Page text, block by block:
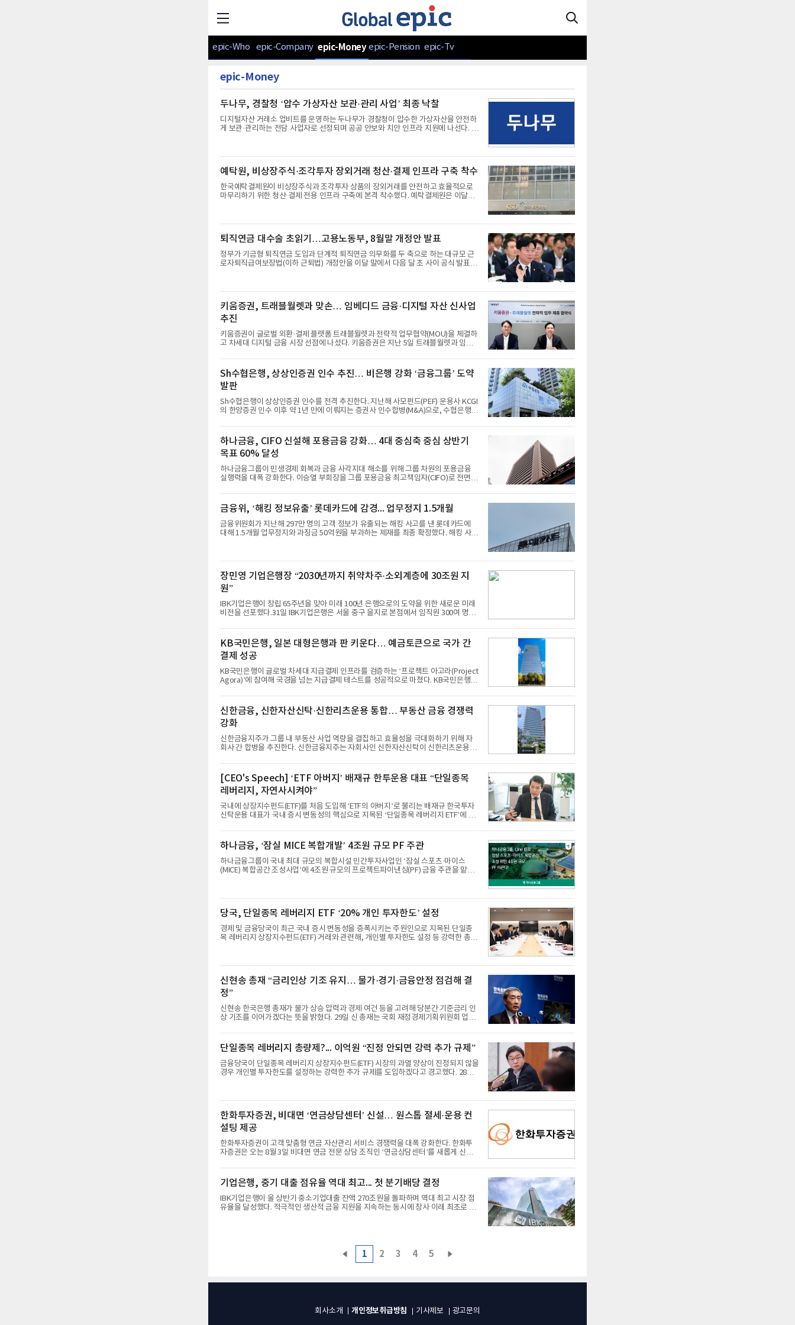
epic-Who epic-Company epic-Money epic-Pension epic-Tv
epic-Money
두나무, 경찰청 ‘압수 가상자산 보관·관리 사업’ 최종 낙찰
디지털자산 거래소 업비트를 운영하는 두나무가 경찰청이 압수한 가상자산을 안전하
게 보관·관리하는 전담 사업자로 선정되며 공공 안보와 치안 인프라 지원에 나선다. 두
보안 제공이번 사업은 범죄 현장 등에서 압수한 디지털자산의 안전한 보관과 효율적
인 관리 체계 구축을 위해 조달청 일반경쟁입찰 방식으로 진행됐다. 두나무는 기술평
가에서 최고점인 94.14점을 받아 지난 7월 8일 우선협상대상자로 지정됐으며, 이후
기술 협상을 거쳐 최종 사업자로 확정됐다
예탁원, 비상장주식·조각투자 장외거래 청산·결제 인프라 구축 착수
한국예탁결제원이 비상장주식과 조각투자 상품의 장외거래를 안전하고 효율적으로
마무리하기 위한 청산·결제 전용 인프라 구축에 본격 착수했다. 예탁결제원은 이달부
권사 간 거래 가능… 투자자 편의·유동성 대폭 개선청산·결제는 거래 체결 후 매매 내
역을 확인하고, 매도자의 투자 상품과 매수자의 대금을 최종 교환하는 필수 절차다. 기
존 규제 샌드박스 체계에서는 매수자와 매도자가 동일한 증권사의 결제용 연계계좌를
보유한 경우에만 거래가 가능했다. 그러
퇴직연금 대수술 초읽기…고용노동부, 8월말 개정안 발표
정부가 기금형 퇴직연금 도입과 단계적 퇴직연금 의무화를 두 축으로 하는 대규모 근
로자퇴직급여보장법(이하 근퇴법) 개정안을 이달 말에서 다음 달 초 사이 공식 발표한
침할 퇴직연금사업자 간담회도 열렸다.550조원을 넘어선 국내 퇴직연금 시장이 20년
만의 제도 개편을 앞두고 있다는 점에서, 하반기 금융권의 시선은 이번 개정안에 쏠리
고 있다.신규 실무진과 업계 60~70명 첫 대면…개정 동력 재확인7일 금융·노동 당국
및 관련 업계에 따르면 고용노동부는 지난 5일
키움증권, 트래블월렛과 맞손… 임베디드 금융·디지털 자산 신사업
추진
키움증권이 글로벌 외환·결제 플랫폼 트래블월렛과 전략적 업무협약(MOU)을 체결하
고 차세대 디지털 금융 시장 선점에 나섰다. 키움증권은 지난 5일 트래블월렛과 임베
도로 변화하는 디지털 금융 환경에 발맞춰 양사의 플랫폼 인프라를 결합하고 차세대
신사업 기회를 모색한다는 취지다. 트래블월렛 앱서 외화 투자 가능… ‘임베디드 금
융’ 구축이번 협약의 핵심은 ‘임베디드 금융’ 서비스 구축이다. 임베디드 금융은 비금
융 플랫폼 내에서 계좌 조회나 주문 등 금융회사의 기능을 직접 연동해 제공하는 형태
를 말한다. 양사는 트래블월렛 이용자가
Sh수협은행, 상상인증권 인수 추진… 비은행 강화 ‘금융그룹’ 도약
발판
Sh수협은행이 상상인증권 인수를 전격 추진한다. 지난해 사모펀드(PEF) 운용사 KCGI
의 한양증권 인수 이후 약 1년 만에 이뤄지는 증권사 인수합병(M&A)으로, 수협은행은
체질 개선에 박차를 가할 전망이다. 6일 투자은행(IB) 업계에 따르면 Sh수협은행은 지
난달 상상인그룹과 상상인증권 인수를 위한 양해각서(MOU)를 체결했다. 양측은 오는
3분기까지 타 원매자와 협상하지 않는 독점적 협상권을 설정했으며, 수협은행은 삼일
PwC와 법무법인 김앤장 등을 자문사로 선정해 현재 상상인증권 실사를 진행하고 있
다. 흑자 전환 성공한 상상인증권… 몸값 2천
하나금융, CIFO 신설해 포용금융 강화… 4대 중심축 중심 상반기
목표 60% 달성
하나금융그룹이 민생경제 회복과 금융 사각지대 해소를 위해 그룹 차원의 포용금융
실행력을 대폭 강화한다. 이승열 부회장을 그룹 포용금융 최고책임자(CIFO)로 전면 배
지속적이고 체계적으로 추진하기 위해 지속성장·포용금융부문장인 이승열 부회장을
그룹 CIFO(Chief Inclusive Finance Officer)로 선임했다고 밝혔다. 이는 포용금융이
일회성 구호에 그치지 않고 경영 전반에 실질적으로 자리 잡도록 하겠다는 의지가 반
영된 조치다. 함영주 하나금융그룹 회장은 "포용금융은 금융그룹이 마땅히 짊어져야
할 기본 책무"라며 "계획과 선언에 머무르지 않고
금융위, ‘해킹 정보유출’ 롯데카드에 감경... 업무정지 1.5개월
금융위원회가 지난해 297만 명의 고객 정보가 유출되는 해킹 사고를 낸 롯데카드에
대해 1.5개월 업무정지와 과징금 50억원을 부과하는 제재를 최종 확정했다. 해킹 사고
과 신용정보법 위반에 따른 과징금 50억 원 부과안을 의결했다고 밝혔다. 금감원 제재
안서 3개월 감경… “사후수습 노력 및 소비자 영향 고려”이번 제재는 지난 4월 말 금융
감독원이 결정했던 ‘영업정지 4.5개월’ 원안에 비해서는 수위가 다소 낮아졌다. 영업
정지 기간이 3개월 감경되어 1.5개월로 최
장민영 기업은행장 “2030년까지 취약차주·소외계층에 30조원 지
원”
IBK기업은행이 창립 65주년을 맞아 미래 100년 은행으로의 도약을 위한 새로운 미래
비전을 선포했다.31일 IBK기업은행은 서울 중구 을지로 본점에서 임직원 300여 명이
사를 통해 중소기업 지원을 위한 사명감과 진심을 바탕으로 성장해 온 기업은행의 역
사를 돌아보고, 급변하는 금융 환경에 대응하기 위한 핵심 도전과제를 제시했다.2030
년까지 30조원 지원… ‘생산적·포용적 금융’에 역량 집중장 행장은 “급변하는 글로벌
경제 상황과 금융 패러다임의 변화 속에서도 기업은행은 국책은행으로서의 본분을 다
해왔다”며 “기업과 개인의 가능성을 켜고
KB국민은행, 일본 대형은행과 판 키운다… 예금토큰으로 국가 간
결제 성공
KB국민은행이 글로벌 차세대 지급결제 인프라를 검증하는 ‘프로젝트 아고라(Project
Agora)’에 참여해 국경을 넘는 지급결제 테스트를 성공적으로 마쳤다. KB국민은행은
인 ‘프로젝트 아고라’의 국가 간 지급결제 시나리오 검증을 완수했다고 밝혔다. ‘프로
젝트 아고라’는 예금토큰(Tokenised Deposit)과 토큰화된 중앙은행 지급준비금 등
을 활용해 국가 간 지급결제의 효율성과 안정성을 높이는 방안을 검증하는 글로벌 프
로젝트다. 한국은행을 비롯한 주요국 중앙은행과 글로벌 대형 금융기관들이 참여해
차세대 금융 인프라의 활용 가능성과 운영 모
신한금융, 신한자산신탁·신한리츠운용 통합… 부동산 금융 경쟁력
강화
신한금융지주가 그룹 내 부동산 사업 역량을 결집하고 효율성을 극대화하기 위해 자
회사 간 합병을 추진한다. 신한금융지주는 자회사인 신한자산신탁이 신한리츠운용을
츠운용을 무증자 합병하는 방식으로 진행되며, 합병 후 신한자산신탁이 존속법인으로
남고 신한리츠운용은 소멸한다. 두 회사 모두 신한금융지주의 100% 자회사다. 개발
부터 매각·재투자까지… ‘부동산 원스톱’ 체제 구축존속법인인 신한자산신탁은 토지
신탁, 관리신탁, 담보신탁, 도시정비사업 등을 전문으로 수행해 온 종합 부동산 신탁
사다. 소멸 법인인 신한리츠운용은 리츠(REITs)
[CEO's Speech] ‘ETF 아버지’ 배재규 한투운용 대표 “단일종목
레버리지, 자연사시켜야”
국내에 상장지수펀드(ETF)를 처음 도입해 ‘ETF의 아버지’로 불리는 배재규 한국투자
신탁운용 대표가 국내 증시 변동성의 핵심으로 지목된 ‘단일종목 레버리지 ETF’에 대
게 경고했다. 30일 배재규 대표는 자신의 페이스북을 통해 단일종목 레버리지 및 인버
스 2배 상품의 위험성을 지적하며 이 같은 소신을 밝혔다. 지난 20일 "지금이라도 투자
를 멈추라"는 글을 올렸다 폭주하는 연락에 글을 내린 지 열흘 만이다. “일일 재조정·
복리 효과로 가치 훼손… 타임 미싱 불가능”배 대표는 글을 올렸다 내린 이유에 대해
"예상보다 너무 많은 연락을 받았
하나금융, ‘잠실 MICE 복합개발’ 4조원 규모 PF 주관
하나금융그룹이 국내 최대 규모의 복합시설 민간투자사업인 ‘잠실 스포츠·마이스
(MICE) 복합공간 조성사업’에 4조원 규모의 프로젝트파이낸싱(PF) 금융 주관을 맡아
융주관사로 참여한다고 밝혔다. 앞서 서울시와 사업시행법인(SPC)인 서울스마트마이
스파크(가칭)는 지난 28일 본 사업 추진을 위한 실시협약을 전격 체결했다. 서울스마
트마이스파크는 한화 건설부문이 대표사를 맡고 건설·운영사 및 재무적투자자 등이
출자해 설립될 예정이다. 35만㎡ 부지에 돔구장·
당국, 단일종목 레버리지 ETF ‘20% 개인 투자한도’ 설정
경제 및 금융당국이 최근 국내 증시 변동성을 증폭시키는 주원인으로 지목된 단일종
목 레버리지 상장지수펀드(ETF) 거래와 관련해, 개인별 투자한도 설정 등 강력한 총량
응 방안을 발표했다.이날 회의에는 구 부총리를 비롯해 신현송 한국은행 총재, 이억원
금융위원장, 이찬진 금융감독원장 등 금융·경제 수장(F4)과 하준경 청와대 경제성장
수석이 전원 참석해 머리를 맞댔다.개인 투자한도 20% 캡·모의거래 도입… 규제 대폭
강화당국은 단일종목 레버리지 ETF의 과열 현
신현송 총재 “금리인상 기조 유지… 물가·경기·금융안정 점검해 결
정”
신현송 한국은행 총재가 물가 상승 압력과 경제 여건 등을 고려해 당분간 기준금리 인
상 기조를 이어가겠다는 뜻을 밝혔다. 29일 신 총재는 국회 재정경제기획위원회 업무
“추가 인상의 시기와 속도는 물가상승 압력의 정도, 경기 개선 흐름, 금융안정 상황 등
을 종합적으로 점검하면서 결정해 나갈 계획”이라고 말했다. “반도체 호조로 성장은
견조… 물가·환율·집값은 불안 요인”신 총재는 현재 한국 경제 상황에 대해 반도체 부
문의 성과가 타 산업으로 파급되며 전반적인 성장세를 이끌고 있다고 진단했다. 그는
“반도체 경기 호조가 이어지고 그
단일종목 레버리지 총량제?... 이억원 “진정 안되면 강력 추가 규제”
금융당국이 단일종목 레버리지 상장지수펀드(ETF) 시장의 과열 양상이 진정되지 않을
경우 개인별 투자한도를 설정하는 강력한 추가 규제를 도입하겠다고 경고했다. 28일
신한자산운용) 대표 및 관계자들과 간담회를 열고 이같이 밝혔다. 이 위원장은 당초 8
월 중 시행 예정이던 기본예탁금 강화 등 보완방안의 적용 시점을 오는 31일로 앞당겨
정책 효과를 우선 점검하겠다고 설명했다. 이어 “개선책 시행 이후에도 시장 수요가
충분히 진정되지 않을 경우에 대비해 추
한화투자증권, 비대면 ‘연금상담센터’ 신설… 원스톱 절세·운용 컨
설팅 제공
한화투자증권이 고객 맞춤형 연금 자산관리 서비스 경쟁력을 대폭 강화한다. 한화투
자증권은 오는 8월 3일 비대면 연금 전문 상담 조직인 ‘연금상담센터’를 새롭게 신설
연금 시장의 급성장과 더불어 연금 제도, 자산운용, 연금 수령 및 절세 전략에 대한 전
문 상담 수요가 급증함에 따라 선제적으로 대응하기 위해 추진됐다. 연금저축·IRP·DC
원스톱 컨설팅… 전문 어드바이저 밀착 케어새로 문을 연 한화투자증권 연금상담센터
는 연금저축을 비롯해 개인형 퇴직연금(IRP), 확정기여형 퇴직연금(DC) 등 주요 연금
상품 전반에 관한 전문적인 상담을 제공
기업은행, 중기 대출 점유율 역대 최고... 첫 분기배당 결정
IBK기업은행이 올 상반기 중소기업대출 잔액 270조원을 돌파하며 역대 최고 시장 점
유율을 달성했다. 적극적인 생산적 금융 지원을 지속하는 동시에 창사 이래 최초로 분
기업금융 시장 점유율은 24.6%로 급상승하며 역대 최고 수준을 달성했다. 상반기 연
결기준 당기순이익은 1조 4429억원으로 전년 동기 대비 4.4% 소폭 감소했으며, 별도
기준 순이익은 1조 2078억원(△9.0%)을 시현했다. 이자수
1 2 3 4 5
회사소개 개인정보취급방침 기사제보 광고문의